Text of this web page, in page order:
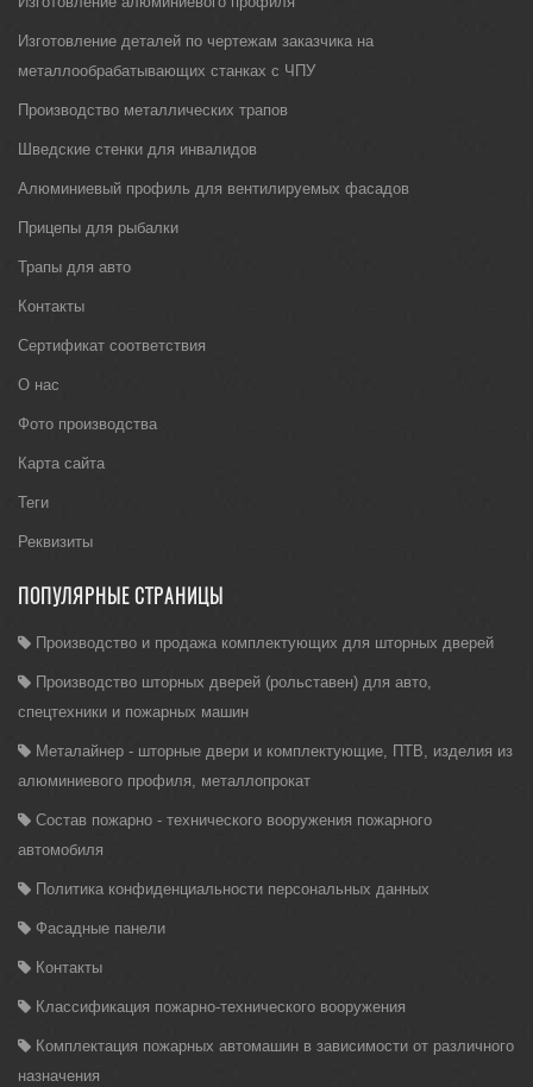
Изготовление деталей по чертежам заказчика на
металлообрабатывающих станках с ЧПУ
Производство металлических трапов
Шведские стенки для инвалидов
Алюминиевый профиль для вентилируемых фасадов
Прицепы для рыбалки
Трапы для авто
Контакты
Сертификат соответствия
О нас
Фото производства
Карта сайта
Теги
Реквизиты
ПОПУЛЯРНЫЕ СТРАНИЦЫ
Производство и продажа комплектующих для шторных дверей
Производство шторных дверей (рольставен) для авто,
спецтехники и пожарных машин
Металайнер - шторные двери и комплектующие, ПТВ, изделия из
алюминиевого профиля, металлопрокат
Состав пожарно - технического вооружения пожарного
автомобиля
Политика конфиденциальности персональных данных
Фасадные панели
Контакты
Классификация пожарно-технического вооружения
Комплектация пожарных автомашин в зависимости от различного
назначения